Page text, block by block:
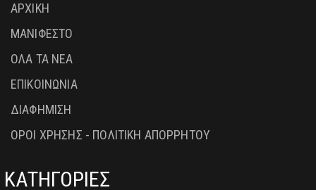
ΑΡΧΙΚΗ
ΜΑΝΙΦΕΣΤΟ
ΟΛΑ ΤΑ ΝΕΑ
ΕΠΙΚΟΙΝΩΝΙΑ
ΔΙΑΦΗΜΙΣΗ
ΟΡΟΙ ΧΡΗΣΗΣ - ΠΟΛΙΤΙΚΗ ΑΠΟΡΡΗΤΟΥ
ΚΑΤΗΓΟΡΙΕΣ